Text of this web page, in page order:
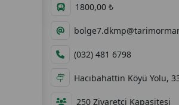
1800,00 ₺
(032) 481 6798
Hacıbahattin Köyü Yolu,
250 Ziyaretçi Kapasitesi500 m